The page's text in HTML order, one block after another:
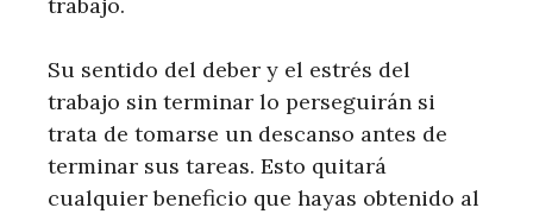
Su sentido del deber y el estrés del
trabajo sin terminar lo perseguirán si
trata de tomarse un descanso antes de
terminar sus tareas. Esto quitará
cualquier beneficio que hayas obtenido al